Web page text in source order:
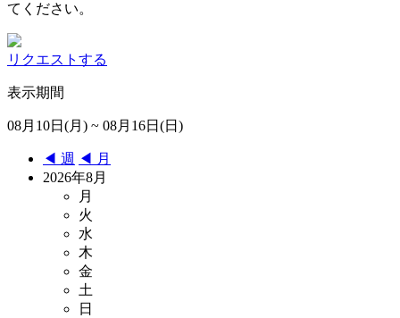
てください。
リクエストする
表示期間
08月10日(月) ~ 08月16日(日)
◀︎ 週 ◀︎ 月
2026年8月
月
火
水
木
金
土
日